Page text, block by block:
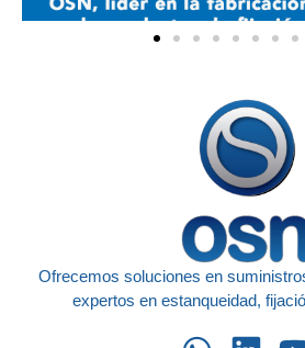
Ofrecemos soluciones en
expertos en estanqueidad,